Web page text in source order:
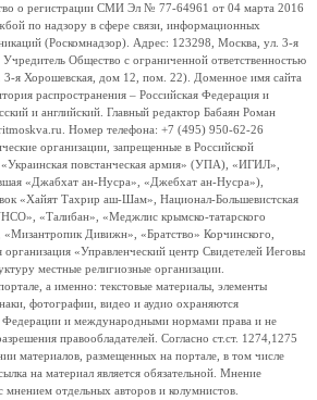
о регистрации СМИ Эл № 77-64961 от 04 марта 2016
по надзору в сфере связи, информационных
(Роскомнадзор). Адрес: 123298, Москва, ул. 3-я
Общество с ограниченной ответственностью
я Хорошевская, дом 12, пом. 22). Доменное имя сайта
распространения – Российская Федерация и
и английский. Главный редактор Бабаян Роман
Номер телефона: +7 (495) 950-62-26
организации, запрещенные в Российской
повстанческая армия» (УПА), «ИГИЛ»,
«Джабхат ан-Нусра», «Джебхат ан-Нусра»),
«Хайят Тахрир аш-Шам», Национал-Большевистская
«Талибан», «Меджлис крымско-татарского
Дивижн», «Братство» Корчинского,
организация «Управленческий центр Свидетелей Иеговы
местные религиозные организации.
а именно: текстовые материалы, элементы
фотографии, видео и аудио охраняются
Федерации и международными нормами права и не
правообладателей. Согласно ст.ст. 1274,1275
материалов, размещенных на портале, в том числе
на материал является обязательной. Мнение
мнением отдельных авторов и колумнистов.